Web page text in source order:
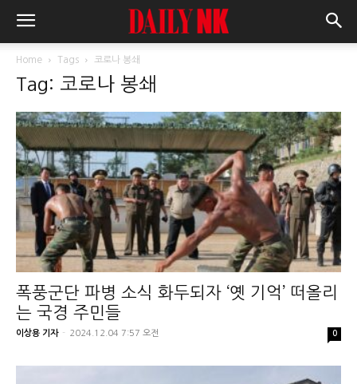
Home Tags 코로나 봉쇄
Tag: 코로나 봉쇄
폭풍군단 파병 소식 화두되자 ‘옛 기억’ 떠올리
는 국경 주민들
이상용 기자 - 2024.12.04 7:57 오전 0